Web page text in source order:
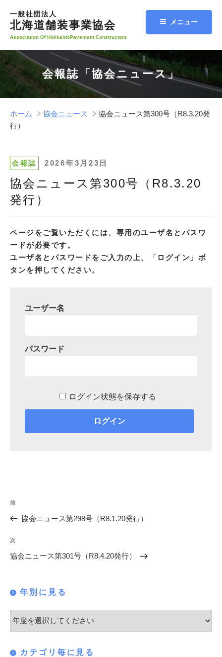
ツ
へ
ス
一般社団法人
北海道舗装事業協会
Association Of HokkaidoPavement Constructors
メニュー
会報誌「協会ニュース」
ホーム 協会ニュース
協会ニュース第300号（R8.3.20発
行）
会報誌
投
日:
2026年3月23日
協会ニュース第300号（R8.3.20
発行）
ページをご覧いただくには、専用のユーザ名とパスワ
ードが必要です。
ユーザ名とパスワードをご入力の上、「ログイン」ボ
タンを押してください。
ユーザー名
パスワード
ログイン状態を保存する
投
稿
シ
ョ
ン
過
去
投
稿
前
協会ニュース第298号（R8.1.20発行）
次
の
次
協会ニュース第301号（R8.4.20発行）
年別に見る
カテゴリ毎に見る